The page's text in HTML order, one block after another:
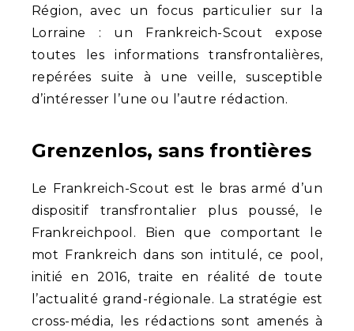
Région, avec un focus particulier sur la
Lorraine : un Frankreich-Scout expose
toutes les informations transfrontalières,
repérées suite à une veille, susceptible
d’intéresser l’une ou l’autre rédaction.
Grenzenlos, sans frontières
Le Frankreich-Scout est le bras armé d’un
dispositif transfrontalier plus poussé, le
Frankreichpool. Bien que comportant le
mot Frankreich dans son intitulé, ce pool,
initié en 2016, traite en réalité de toute
l’actualité grand-régionale. La stratégie est
cross-média, les rédactions sont amenés à